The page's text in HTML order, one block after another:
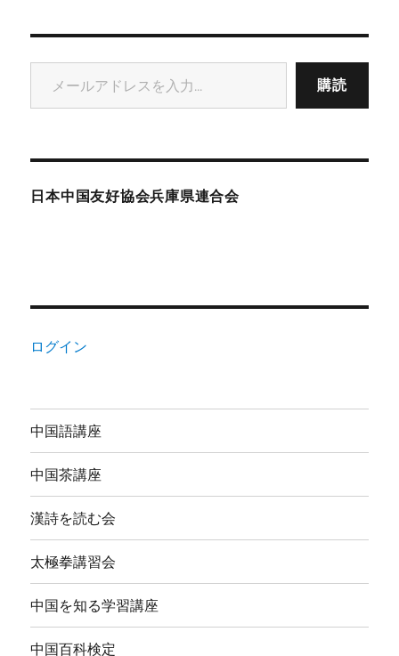
メールアドレスを入力...
購読
日本中国友好協会兵庫県連合会
ログイン
中国語講座
中国茶講座
漢詩を読む会
太極拳講習会
中国を知る学習講座
中国百科検定